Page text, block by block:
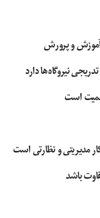
شورای نگهبان تعهد و
البته این را هم بگویم
و تحصن در مرحله آخر
من به دنبال حجاریان،
که به دنبال همدلی و
و پرورش
نیروگاه‌ها دارد
است
مدیریتی و نظارتی است
باشد